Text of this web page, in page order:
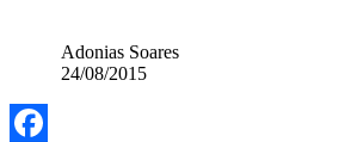
Adonias Soares
24/08/2015